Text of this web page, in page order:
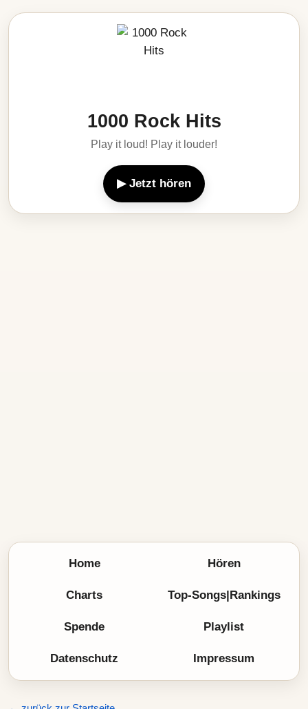
1000 Rock Hits
Play it loud! Play it louder!
▶ Jetzt hören
Home Hören
Charts Top-Songs|Rankings
Spende Playlist
Datenschutz Impressum